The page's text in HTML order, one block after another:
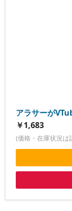
アラサーが
￥1,683
(価格・在庫状況は